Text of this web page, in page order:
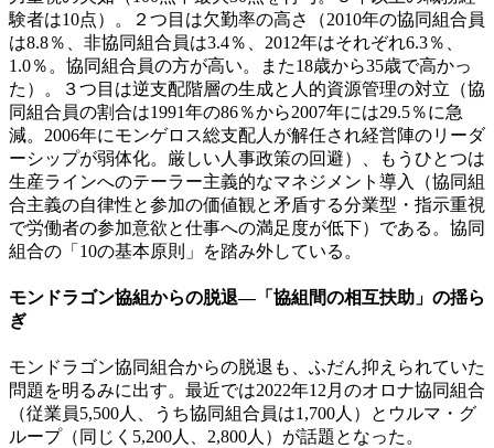
験者は10点）。２つ目は欠勤率の高さ（2010年の協同組合員
は8.8％、非協同組合員は3.4％、2012年はそれぞれ6.3％、
1.0％。協同組合員の方が高い。また18歳から35歳で高かっ
た）。３つ目は逆支配階層の生成と人的資源管理の対立（協
同組合員の割合は1991年の86％から2007年には29.5％に急
減。2006年にモンゲロス総支配人が解任され経営陣のリーダ
ーシップが弱体化。厳しい人事政策の回避）、もうひとつは
生産ラインへのテーラー主義的なマネジメント導入（協同組
合主義の自律性と参加の価値観と矛盾する分業型・指示重視
で労働者の参加意欲と仕事への満足度が低下）である。協同
組合の「10の基本原則」を踏み外している。
モンドラゴン協組からの脱退―「協組間の相互扶助」の揺ら
ぎ
モンドラゴン協同組合からの脱退も、ふだん抑えられていた
問題を明るみに出す。最近では2022年12月のオロナ協同組合
（従業員5,500人、うち協同組合員は1,700人）とウルマ・グ
ループ（同じく5,200人、2,800人）が話題となった。